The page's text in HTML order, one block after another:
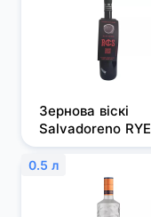
Зернова віскі
Salvadoreno RYE
0,7л 50%
0.5 л